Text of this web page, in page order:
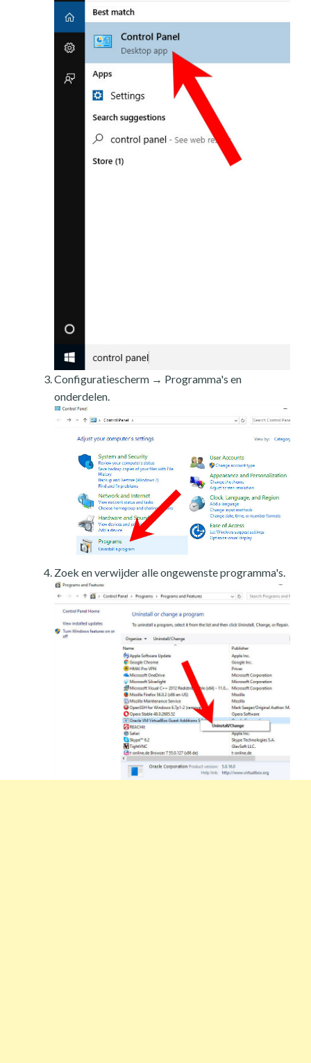
Configuratiescherm → Programma's en
onderdelen.
Zoek en verwijder alle ongewenste programma's.